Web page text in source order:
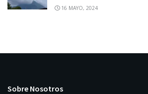
16 MAYO, 2024
Sobre Nosotros